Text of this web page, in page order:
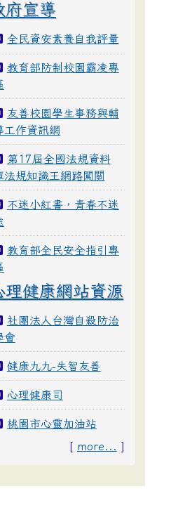
府宣導
全民資安素養自我評量
教育部防制校園霸凌專
友善校園學生事務與輔
工作資訊網
第17屆全國法規資料
法規知識王網路闖關
不迷小紅書，青春不迷
教育部全民安全指引專
理健康網站資源
社團法人台灣自殺防治
會
健康九九-失智友善
心理健康司
桃園市心靈加油站
[ more... ]